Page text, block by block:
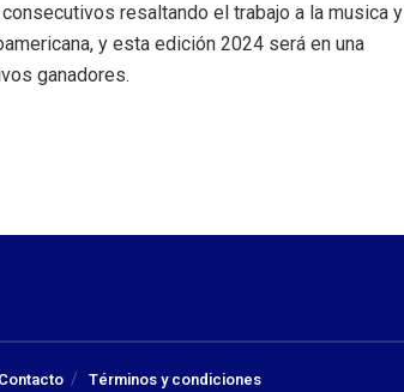
resaltando el trabajo a la musica y
y esta edición 2024 será en una
ganadores.
Contacto Términos y condiciones